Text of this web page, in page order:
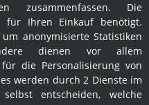
zusammenfassen. Die
für Ihren Einkauf benötigt.
anonymisierte Statistiken
dienen vor allem
die Personalisierung von
werden durch 2 Dienste im
entscheiden, welche